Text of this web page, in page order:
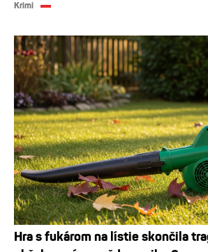
Krimi
Hra s fukárom na lístie skončila